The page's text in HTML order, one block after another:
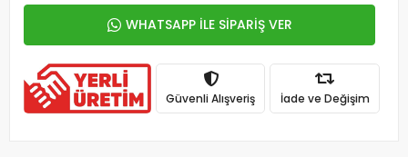
WHATSAPP İLE SİPARİŞ VER
Güvenli Alışveriş İade ve Değişim